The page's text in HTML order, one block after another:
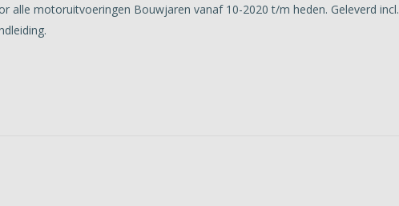
alle motoruitvoeringen Bouwjaren vanaf 10-2020 t/m heden. Geleverd incl.